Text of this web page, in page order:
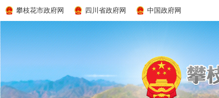
攀枝花市政府网 四川省政府网 中国政府网